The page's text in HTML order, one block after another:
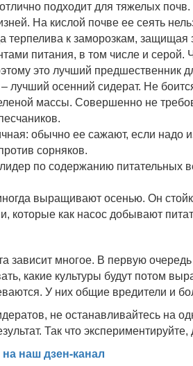
подходит для тяжелых
На кислой почве ее сеять
терпелива к заморозкам,
питания, в том числе и серой.
это лучший предшественник
лучший осенний сидерат. Не
массы. Совершенно не
обычно ее сажают, если надо
сорняков.
по содержанию питательных
выращивают осенью. Он
которые как насос добывают
зависит многое. В первую
какие культуры будут потом
У них общие вредители и
не останавливайтесь на
Так что
наш дзен-канал